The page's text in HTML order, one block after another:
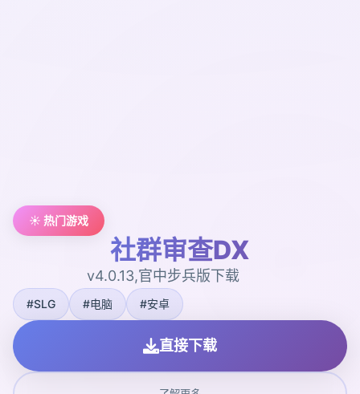
☀️ 热门游戏
社群审查DX
v4.0.13,官中步兵版下载
#SLG #电脑 #安卓
直接下载